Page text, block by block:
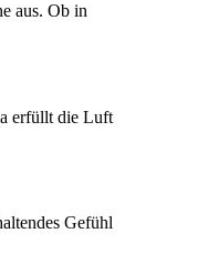
aus. Ob in
erfüllt die Luft
Gefühl